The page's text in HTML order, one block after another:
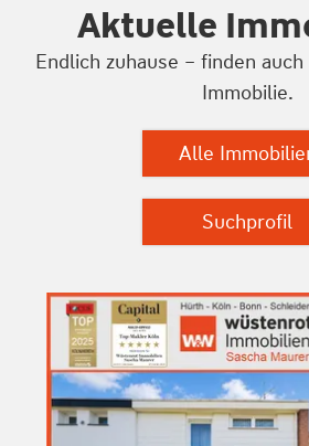
Aktuelle
Endlich zuhause – finden
Immobilie.
Alle
Suchprofil